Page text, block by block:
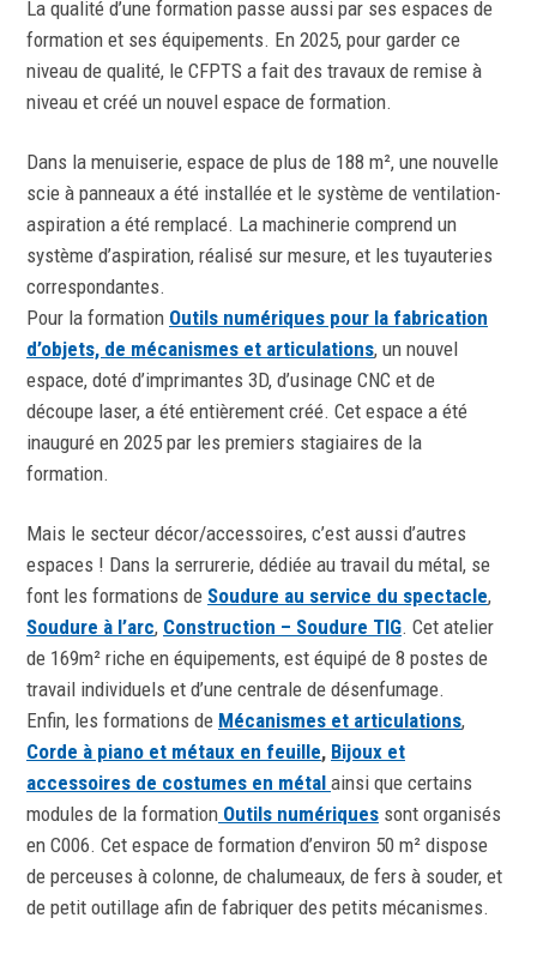
La qualité d’une formation passe aussi par ses espaces de
formation et ses équipements. En 2025, pour garder ce
niveau de qualité, le CFPTS a fait des travaux de remise à
niveau et créé un nouvel espace de formation.
Dans la menuiserie, espace de plus de 188 m², une nouvelle
scie à panneaux a été installée et le système de ventilation-
aspiration a été remplacé. La machinerie comprend un
système d’aspiration, réalisé sur mesure, et les tuyauteries
correspondantes.
Pour la formation Outils numériques pour la fabrication
d’objets, de mécanismes et articulations, un nouvel
espace, doté d’imprimantes 3D, d’usinage CNC et de
découpe laser, a été entièrement créé. Cet espace a été
inauguré en 2025 par les premiers stagiaires de la
formation.
Mais le secteur décor/accessoires, c’est aussi d’autres
espaces ! Dans la serrurerie, dédiée au travail du métal, se
font les formations de Soudure au service du spectacle,
Soudure à l’arc, Construction – Soudure TIG. Cet atelier
de 169m² riche en équipements, est équipé de 8 postes de
travail individuels et d’une centrale de désenfumage.
Enfin, les formations de Mécanismes et articulations,
Corde à piano et métaux en feuille, Bijoux et
accessoires de costumes en métal ainsi que certains
modules de la formation Outils numériques sont organisés
en C006. Cet espace de formation d’environ 50 m² dispose
de perceuses à colonne, de chalumeaux, de fers à souder, et
de petit outillage afin de fabriquer des petits mécanismes.